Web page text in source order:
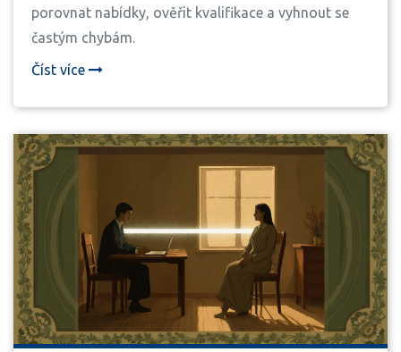
porovnat nabídky, ověřit kvalifikace a vyhnout se
častým chybám.
Číst více